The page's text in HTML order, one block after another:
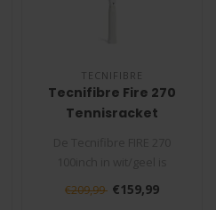
TECNIFIBRE
Tecnifibre Fire 270
Tennisracket
gemaakt voor spelers die
makkelijk..
€209,99 €159,99